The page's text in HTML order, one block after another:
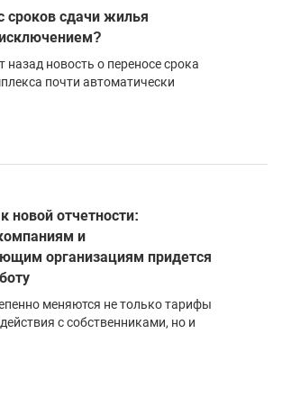
сроков сдачи жилья
назад новость о переносе срока
почти автоматически
новой отчетности:
и
организациям придется
меняются не только тарифы
с собственниками, но и